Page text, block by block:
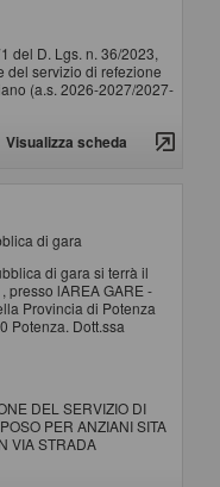
del D. Lgs. n. 36/2023,
del servizio di refezione
(a.s. 2026-2027/2027-
Visualizza scheda
di gara
di gara si terrà il
presso lAREA GARE -
Provincia di Potenza
Potenza. Dott.ssa
DEL SERVIZIO DI
PER ANZIANI SITA
VIA STRADA